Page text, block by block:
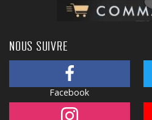
NOUS SUIVRE
Facebook